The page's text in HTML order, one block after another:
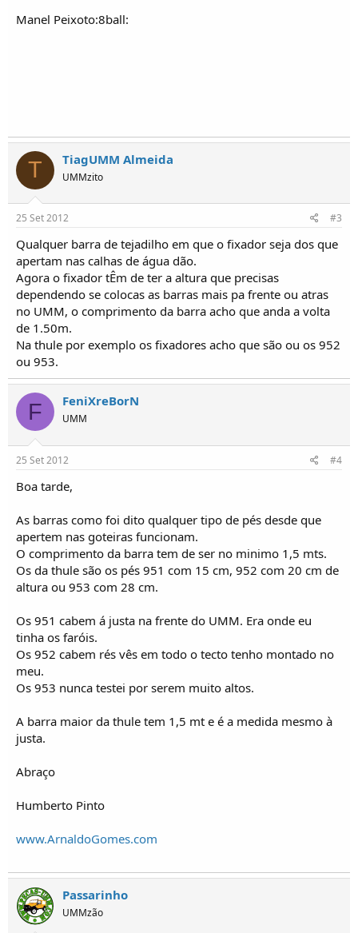
s
Manel Peixoto:8ball:
T TiagUMM Almeida
UMMzito
25 Set 2012 #3
Qualquer barra de tejadilho em que o fixador seja dos que
apertam nas calhas de água dão.
Agora o fixador tÊm de ter a altura que precisas
dependendo se colocas as barras mais pa frente ou atras
no UMM, o comprimento da barra acho que anda a volta
de 1.50m.
Na thule por exemplo os fixadores acho que são ou os 952
ou 953.
F FeniXreBorN
UMM
25 Set 2012 #4
Boa tarde,
As barras como foi dito qualquer tipo de pés desde que
apertem nas goteiras funcionam.
O comprimento da barra tem de ser no minimo 1,5 mts.
Os da thule são os pés 951 com 15 cm, 952 com 20 cm de
altura ou 953 com 28 cm.
Os 951 cabem á justa na frente do UMM. Era onde eu
tinha os faróis.
Os 952 cabem rés vês em todo o tecto tenho montado no
meu.
Os 953 nunca testei por serem muito altos.
A barra maior da thule tem 1,5 mt e é a medida mesmo à
justa.
Abraço
Humberto Pinto
www.ArnaldoGomes.com
Passarinho
UMMzão